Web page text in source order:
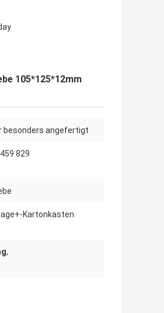
105*125*12mm
besonders angefertigt
829
Kartonkasten
,